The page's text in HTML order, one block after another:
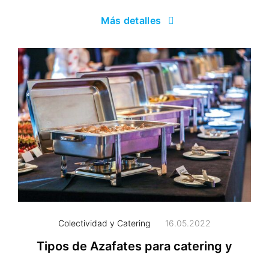
Más detalles
Colectividad y Catering 16.05.2022
Tipos de Azafates para catering y